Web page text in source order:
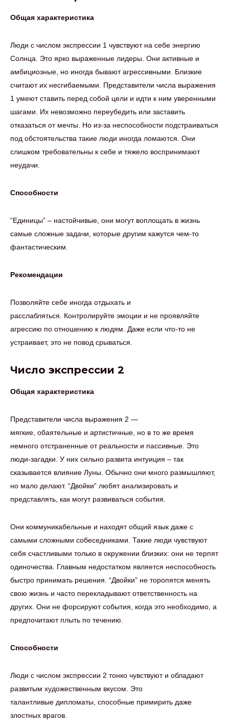
Общая характеристика
Люди с числом экспрессии 1 чувствуют на себе энергию
Солнца. Это ярко выраженные лидеры. Они активные и
амбициозные, но иногда бывают агрессивными. Близкие
считают их несгибаемыми. Представители числа выражения
1 умеют ставить перед собой цели и идти к ним уверенными
шагами. Их невозможно переубедить или заставить
отказаться от мечты. Но из-за неспособности подстраиваться
под обстоятельства такие люди иногда ломаются. Они
слишком требовательны к себе и тяжело воспринимают
неудачи.
Способности
“Единицы” – настойчивые, они могут воплощать в жизнь
самые сложные задачи, которые другим кажутся чем-то
фантастическим.
Рекомендации
Позволяйте себе иногда отдыхать и
расслабляться. Контролируйте эмоции и не проявляйте
агрессию по отношению к людям. Даже если что-то не
устраивает, это не повод срываться.
Число экспрессии 2
Общая характеристика
Представители числа выражения 2 —
мягкие, обаятельные и артистичные, но в то же время
немного отстраненные от реальности и пассивные. Это
люди-загадки. У них сильно развита интуиция – так
сказывается влияние Луны. Обычно они много размышляют,
но мало делают. “Двойки” любят анализировать и
представлять, как могут развиваться события.
Они коммуникабельные и находят общий язык даже с
самыми сложными собеседниками. Такие люди чувствуют
себя счастливыми только в окружении близких: они не терпят
одиночества. Главным недостатком является неспособность
быстро принимать решения. “Двойки” не торопятся менять
свою жизнь и часто перекладывают ответственность на
других. Они не форсируют события, когда это необходимо, а
предпочитают плыть по течению.
Способности
Люди с числом экспрессии 2 тонко чувствуют и обладают
развитым художественным вкусом. Это
талантливые дипломаты, способные примирить даже
злостных врагов.